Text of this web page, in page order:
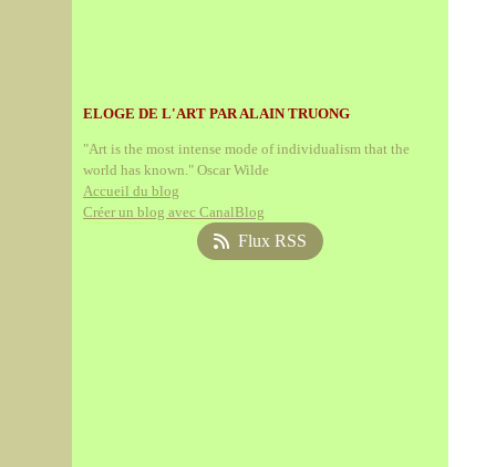
ELOGE DE L'ART PAR ALAIN TRUONG
"Art is the most intense mode of individualism that the
world has known." Oscar Wilde
Accueil du blog
Créer un blog avec CanalBlog
Flux RSS